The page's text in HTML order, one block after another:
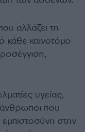
αλλάζει τη
καινοτόμο
υγείας,
που
στην